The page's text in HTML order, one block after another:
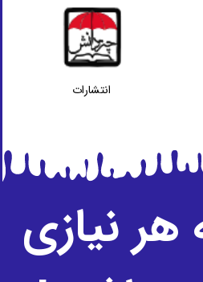
انتشارات
هر نیازی